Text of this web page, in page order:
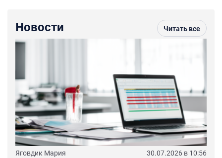
Новости Читать все
Яговдик Мария 30.07.2026 в 10:56